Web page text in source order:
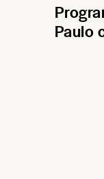
Paulo